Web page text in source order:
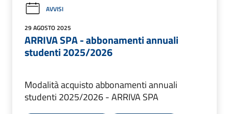
AVVISI
29 AGOSTO 2025
ARRIVA SPA - abbonamenti annuali
studenti 2025/2026
Modalità acquisto abbonamenti annuali
studenti 2025/2026 - ARRIVA SPA